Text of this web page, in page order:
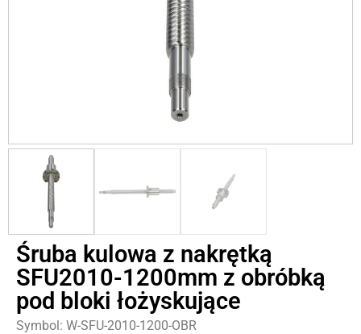
Śruba kulowa z nakrętką
SFU2010-1200mm z obróbką
pod bloki łożyskujące
Symbol: W-SFU-2010-1200-OBR